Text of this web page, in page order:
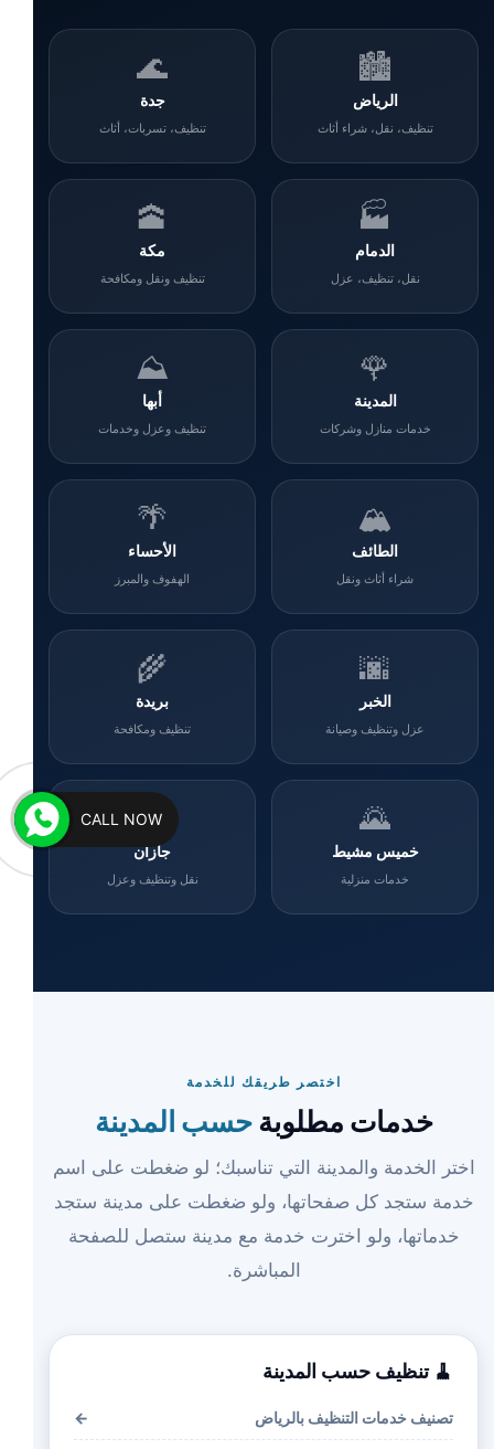
🏙️
الرياض
تنظيف، نقل، شراء أثاث
🌊
جدة
تنظيف، تسربات، أثاث
🏭
الدمام
نقل، تنظيف، عزل
🕋
مكة
تنظيف ونقل ومكافحة
🌹
المدينة
خدمات منازل وشركات
⛰️
أبها
تنظيف وعزل وخدمات
🏔️
الطائف
شراء أثاث ونقل
🌴
الأحساء
الهفوف والمبرز
🌆
الخبر
عزل وتنظيف وصيانة
🌾
بريدة
تنظيف ومكافحة
🌄
خميس مشيط
خدمات منزلية
🌊
جازان
نقل وتنظيف وعزل
اختصر طريقك للخدمة
خدمات مطلوبةحسب المدينة
اختر الخدمة والمدينة التي تناسبك؛ لو ضغطت على اسم
خدمة ستجد كل صفحاتها، ولو ضغطت على مدينة ستجد
خدماتها، ولو اخترت خدمة مع مدينة ستصل للصفحة
المباشرة.
🧹 تنظيف حسب المدينة
تصنيف خدمات التنظيف بالرياض ←
CALL NOW